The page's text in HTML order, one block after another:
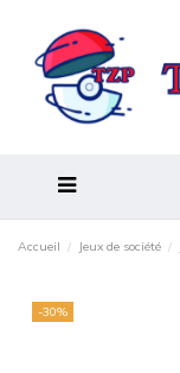
Accueil Jeux de société
-30%